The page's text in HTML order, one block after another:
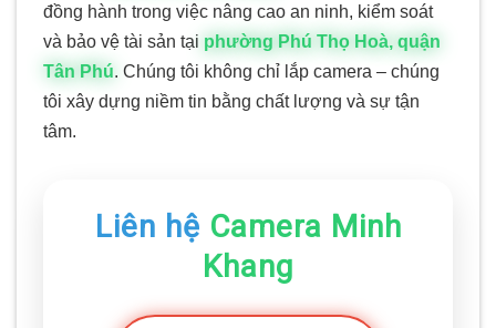
đồng hành trong việc nâng cao an ninh, kiểm soát
và bảo vệ tài sản tại phường Phú Thọ Hoà, quận
Tân Phú. Chúng tôi không chỉ lắp camera – chúng
tôi xây dựng niềm tin bằng chất lượng và sự tận
tâm.
Liên hệ Camera Minh
Khang